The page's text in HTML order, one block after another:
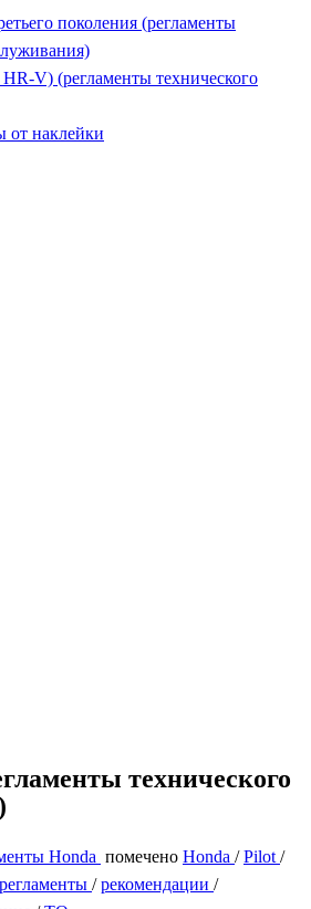
поколения (регламенты
V) (регламенты технического
от наклейки
технического
Honda помечено Honda /Pilot /
регламенты /рекомендации /